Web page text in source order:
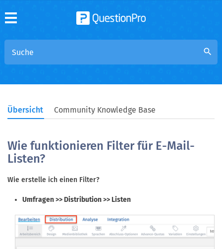
search
Übersicht Community Knowledge Base
Wie funktionieren Filter für E-Mail-
Listen?
Wie erstelle ich einen Filter?
Umfragen >> Distribution >> Listen